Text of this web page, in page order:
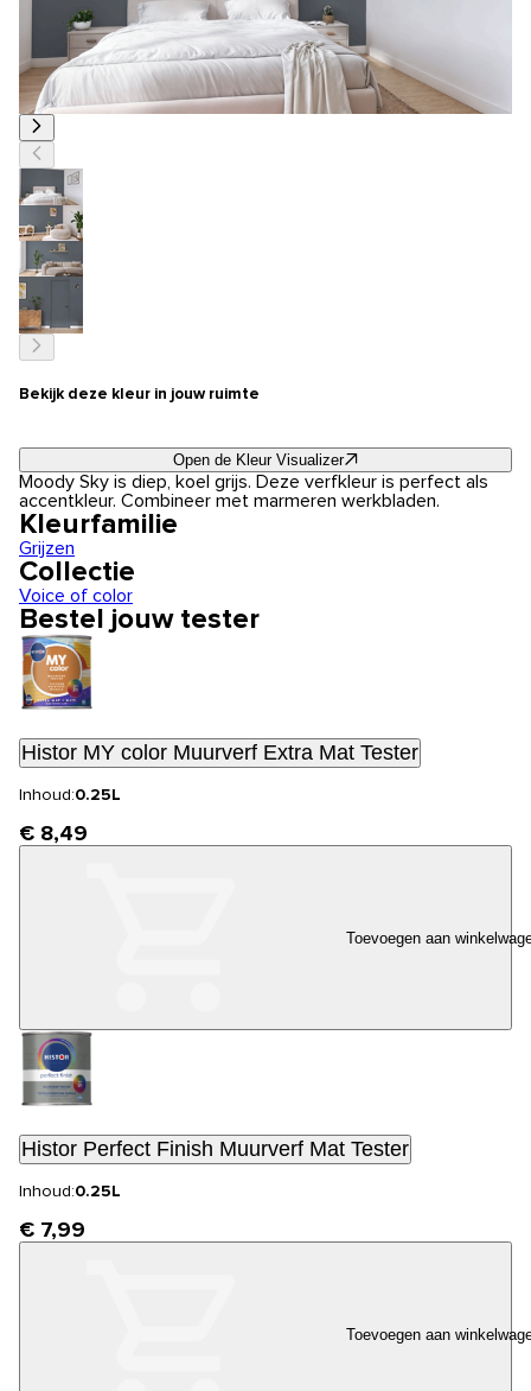
Bekijk deze kleur in jouw ruimte
Open de Kleur Visualizer
Moody Sky is diep, koel grijs. Deze verfkleur is perfect als
accentkleur. Combineer met marmeren werkbladen.
Kleurfamilie
Grijzen
Collectie
Voice of color
Bestel jouw tester
Histor MY color Muurverf Extra Mat Tester
Inhoud:0.25L
€ 8,49
Toevoegen aan
Histor Perfect Finish Muurverf Mat Tester
Inhoud:0.25L
€ 7,99
Toevoegen aan